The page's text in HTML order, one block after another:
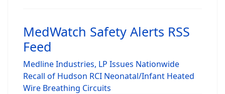
MedWatch Safety Alerts RSS
Feed
Medline Industries, LP Issues Nationwide
Recall of Hudson RCI Neonatal/Infant Heated
Wire Breathing Circuits